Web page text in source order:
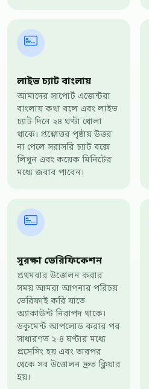
লাইভ চ্যাট বাংলায়
আমাদের সাপোর্ট এজেন্টরা
বাংলায় কথা বলে এবং লাইভ
চ্যাট দিনে ২৪ ঘণ্টা খোলা
থাকে। প্রশ্নোত্তর পৃষ্ঠায় উত্তর
না পেলে সরাসরি চ্যাট বক্সে
লিখুন এবং কয়েক মিনিটের
মধ্যে জবাব পাবেন।
সুরক্ষা ভেরিফিকেশন
প্রথমবার উত্তোলন করার
সময় আমরা আপনার পরিচয়
ভেরিফাই করি যাতে
অ্যাকাউন্ট নিরাপদ থাকে।
ডকুমেন্ট আপলোড করার পর
সাধারণত ২-৪ ঘণ্টার মধ্যে
প্রসেসিং হয় এবং তারপর
থেকে সব উত্তোলন দ্রুত ক্লিয়ার
হয়।